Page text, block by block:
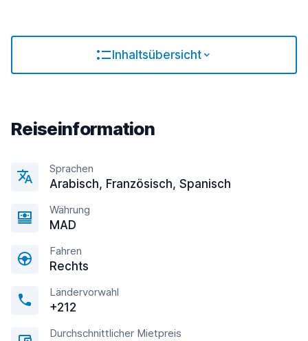
Inhaltsübersicht
Reiseinformation
Sprachen
Arabisch, Französisch, Spanisch
Währung
MAD
Fahren
Rechts
Ländervorwahl
+212
Durchschnittlicher Mietpreis